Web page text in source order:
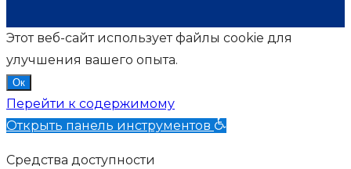
Этот веб-сайт использует файлы cookie для
улучшения вашего опыта.
Ок
Перейти к содержимому
Открыть панель инструментов
Средства доступности